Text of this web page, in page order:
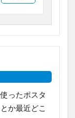
ったポスタ
か最近どこ